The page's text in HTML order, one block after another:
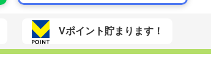
Vポイント貯まります！